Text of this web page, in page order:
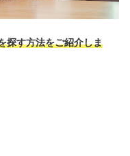
探す方法をご紹介しま